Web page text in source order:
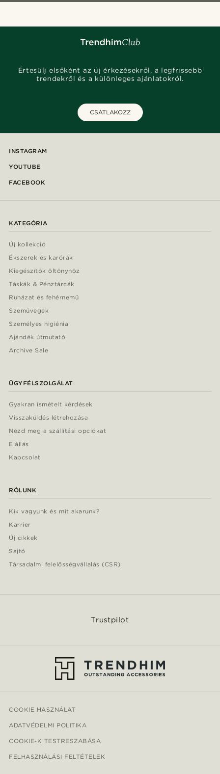
Értesülj elsőként az új érkezésekről, a legfrissebb
trendekről és a különleges ajánlatokról.
CSATLAKOZZ
INSTAGRAM
YOUTUBE
FACEBOOK
KATEGÓRIA
Új kollekció
Ékszerek és karórák
Kiegészítők öltönyhöz
Táskák & Pénztárcák
Ruházat és fehérnemű
Szemüvegek
Személyes higiénia
Ajándék útmutató
Archive Sale
ÜGYFÉLSZOLGÁLAT
Gyakran ismételt kérdések
Visszaküldés létrehozása
Nézd meg a szállítási opciókat
Elállás
Kapcsolat
RÓLUNK
Kik vagyunk és mit akarunk?
Karrier
Új cikkek
Sajtó
Társadalmi felelősségvállalás (CSR)
Trustpilot
COOKIE HASZNÁLAT
ADATVÉDELMI POLITIKA
COOKIE-K TESTRESZABÁSA
FELHASZNÁLÁSI FELTÉTELEK